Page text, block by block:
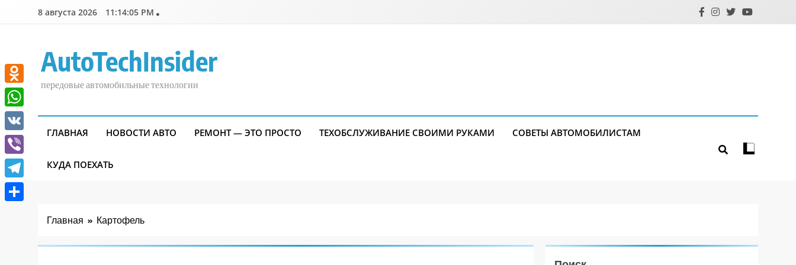
8 августа 2026 11:14:05 PM
AutoTechInsider
передовые автомобильные технологии
ГЛАВНАЯ НОВОСТИ АВТО РЕМОНТ — ЭТО ПРОСТО ТЕХОБСЛУЖИВАНИЕ СВОИМИ РУКАМИ СОВЕТЫ АВТОМОБИЛИСТАМ
КУДА ПОЕХАТЬ
Главная Картофель
Odnoklassniki
WhatsApp
VK
Viber
Telegram